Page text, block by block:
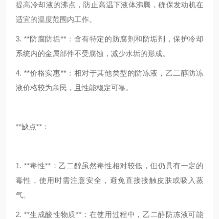
提高冷却液的沸点，防止高温下液体沸腾，确保发动机在
适宜的温度范围内工作。
3. **防腐防垢**：含有特定的防腐剂和防垢剂，保护冷却
系统内的金属部件不受腐蚀，减少水垢的形成。
4. **价格实惠**：相对于其他类型的防冻液，乙二醇防冻
液价格较为亲民，且性能稳定可靠。
**缺点**：
1. **毒性**：乙二醇虽然毒性相对较低，但仍具有一定的
毒性，使用时需注意安全，避免直接接触皮肤或吸入蒸
气。
2. **生成酸性物质**：在使用过程中，乙二醇防冻液可能